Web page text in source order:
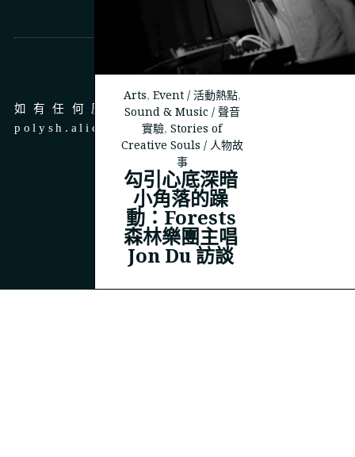
Arts, Event / 活動熱點,
Sound & Music / 聲音
實驗,Stories of
Creative Souls / 人物故
事
勾引心底深暗
小角落的躁
動：Forests
森林樂團主唱
Jon Du 訪談
商務合作
如有任何廣告、商務合作，請 email 至
polysh.alice@gmail.com
© 2023THEPOLYSH.COM
BACK TO TOP